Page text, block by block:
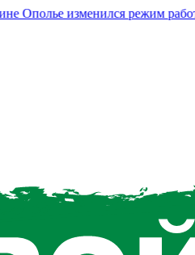
изменился режим работы.